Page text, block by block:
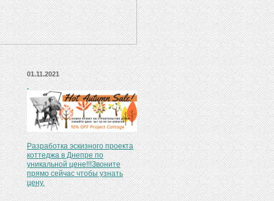
01.11.2021
Разработка эскизного проекта
коттеджа в Днепре по
уникальной цене!!!Звоните
прямо сейчас чтобы узнать
цену.